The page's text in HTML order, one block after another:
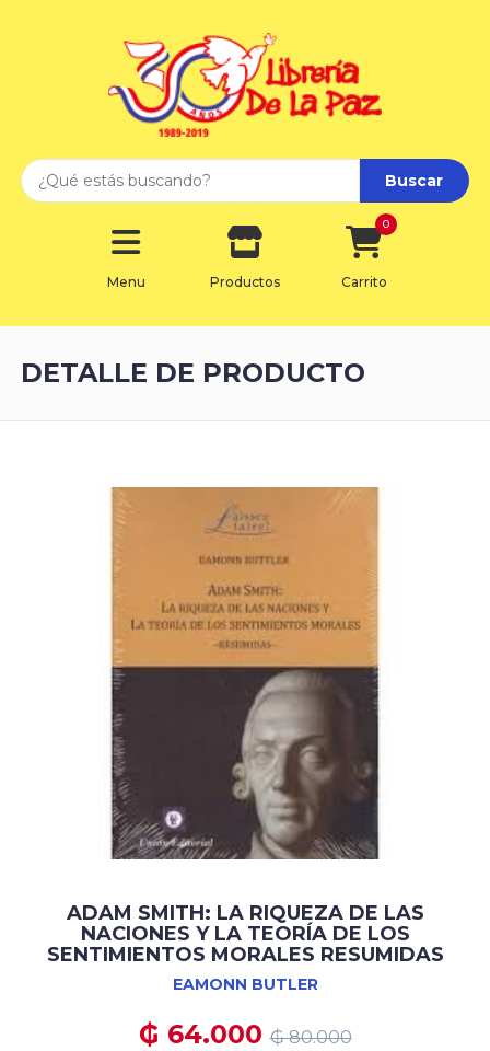
Buscar
Menu Productos Carrito
0
DETALLE DE PRODUCTO
ADAM SMITH: LA RIQUEZA DE LAS
NACIONES Y LA TEORÍA DE LOS
SENTIMIENTOS MORALES RESUMIDAS
EAMONN BUTLER
₲ 64.000₲ 80.000